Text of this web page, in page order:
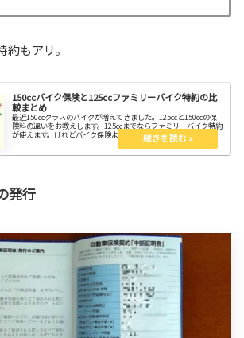
もアリ。
150ccバイク保険と125ccファミリーバイク特約の比
較まとめ
最近150ccクラスのバイクが増えてきました。125ccと150ccの保
険料の違いをお教えします。125ccまでならファミリーバイク特約
が使えます。けれどバイク保険より得かどうかは、ケースバイケ
ース。どちらも入らないのは有り得ない。
発行